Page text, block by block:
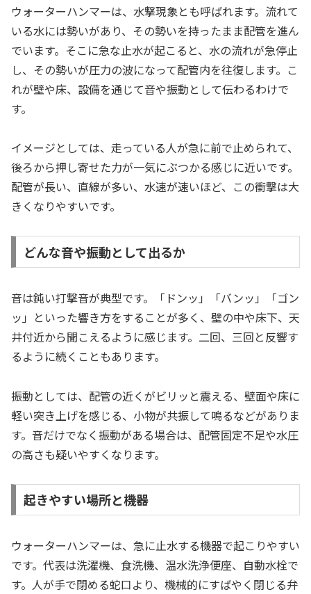
ウォーターハンマーは、水撃現象とも呼ばれます。流れて
いる水には勢いがあり、その勢いを持ったまま配管を進ん
でいます。そこに急な止水が起こると、水の流れが急停止
し、その勢いが圧力の波になって配管内を往復します。こ
れが壁や床、設備を通じて音や振動として伝わるわけで
す。
イメージとしては、走っている人が急に前で止められて、
後ろから押し寄せた力が一気にぶつかる感じに近いです。
配管が長い、直線が多い、水速が速いほど、この衝撃は大
きくなりやすいです。
どんな音や振動として出るか
音は鈍い打撃音が典型です。「ドンッ」「バンッ」「ゴン
ッ」といった響き方をすることが多く、壁の中や床下、天
井付近から聞こえるように感じます。二回、三回と反響す
るように続くこともあります。
振動としては、配管の近くがビリッと震える、壁面や床に
軽い突き上げを感じる、小物が共振して鳴るなどがありま
す。音だけでなく振動がある場合は、配管固定不足や水圧
の高さも疑いやすくなります。
起きやすい場所と機器
ウォーターハンマーは、急に止水する機器で起こりやすい
です。代表は洗濯機、食洗機、温水洗浄便座、自動水栓で
す。人が手で閉める蛇口より、機械的にすばやく閉じる弁